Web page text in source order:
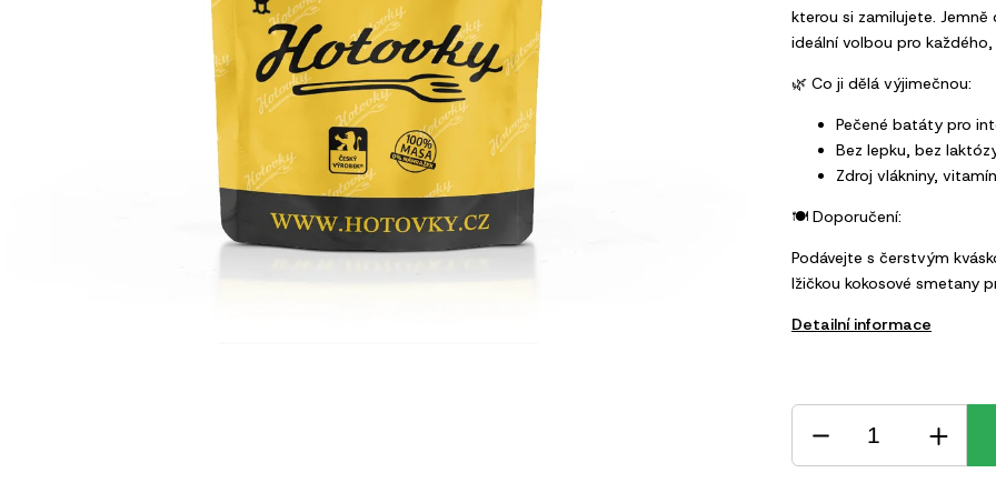
kterou si zamilujete.
ideální volbou pro
🌿 Co ji dělá výjimečnou:
Pečené batáty pro
Bez lepku, bez
Zdroj vlákniny,
🍽 Doporučení:
Podávejte s čerstvým
lžičkou kokosové smetany
Detailní informace